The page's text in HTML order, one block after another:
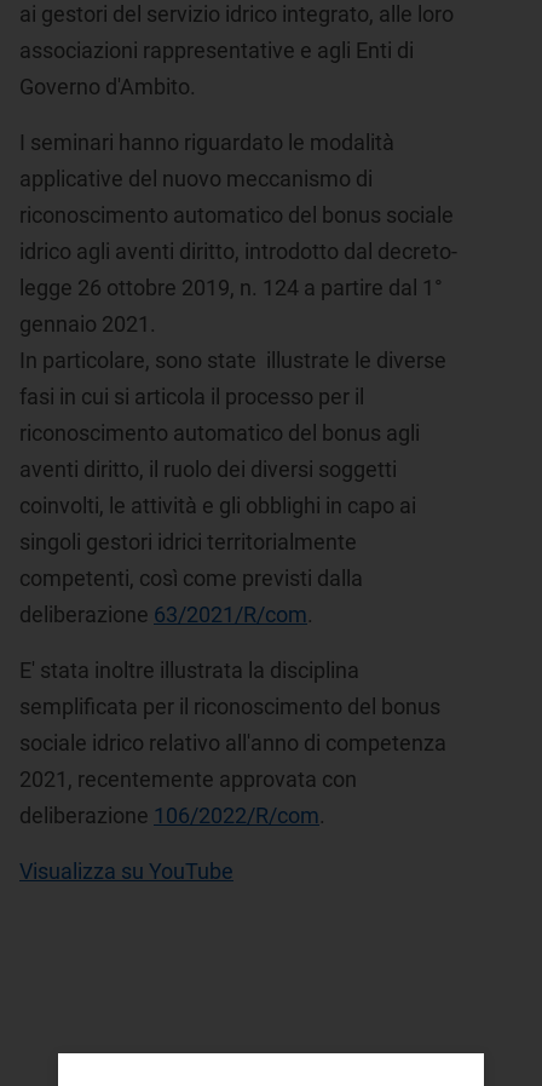
ai gestori del servizio idrico integrato, alle loro
associazioni rappresentative e agli Enti di
Governo d'Ambito.
I seminari hanno riguardato le modalità
applicative del nuovo meccanismo di
riconoscimento automatico del bonus sociale
idrico agli aventi diritto, introdotto dal decreto-
legge 26 ottobre 2019, n. 124 a partire dal 1°
gennaio 2021.
In particolare, sono state illustrate le diverse
fasi in cui si articola il processo per il
riconoscimento automatico del bonus agli
aventi diritto, il ruolo dei diversi soggetti
coinvolti, le attività e gli obblighi in capo ai
singoli gestori idrici territorialmente
competenti, così come previsti dalla
deliberazione 63/2021/R/com.
E' stata inoltre illustrata la disciplina
semplificata per il riconoscimento del bonus
sociale idrico relativo all'anno di competenza
2021, recentemente approvata con
deliberazione 106/2022/R/com.
Visualizza su YouTube